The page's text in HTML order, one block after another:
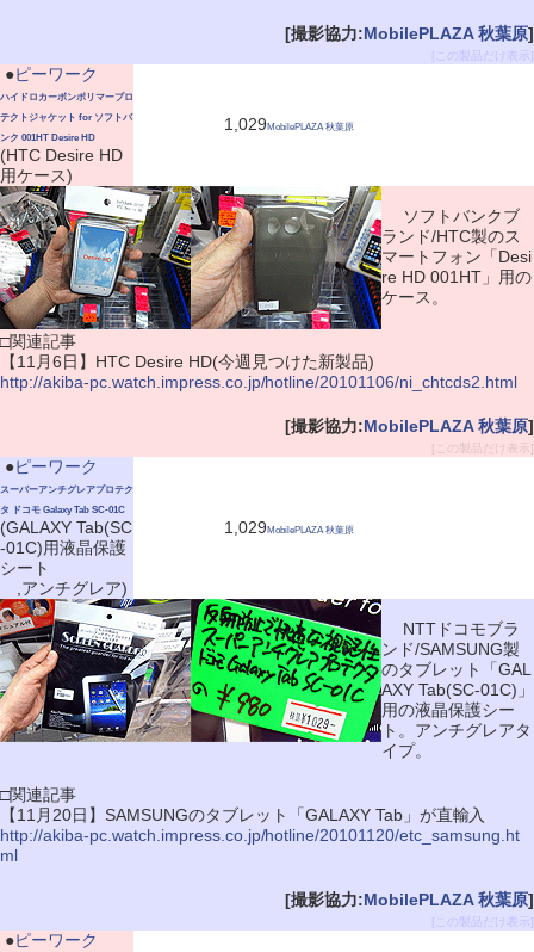
[撮影協力:MobilePLAZA 秋葉原]
[この製品だけ表示]
●ピーワーク
ハイドロカーボンポリマープロ
テクトジャケット for ソフトバ
ンク 001HT Desire HD
(HTC Desire HD
用ケース)
1,029 MobilePLAZA 秋葉原
ソフトバンクブ
ランド/HTC製のス
マートフォン「Desi
re HD 001HT」用の
ケース。
□関連記事
【11月6日】HTC Desire HD(今週見つけた新製品)
http://akiba-pc.watch.impress.co.jp/hotline/20101106/ni_chtcds2.html
[撮影協力:MobilePLAZA 秋葉原]
[この製品だけ表示]
●ピーワーク
スーパーアンチグレアプロテク
タ ドコモ Galaxy Tab SC-01C
(GALAXY Tab(SC
-01C)用液晶保護
シート
,アンチグレア)
1,029 MobilePLAZA 秋葉原
NTTドコモブラ
ンド/SAMSUNG製
のタブレット「GAL
AXY Tab(SC-01C)」
用の液晶保護シー
ト。アンチグレアタ
イプ。
□関連記事
【11月20日】SAMSUNGのタブレット「GALAXY Tab」が直輸入
http://akiba-pc.watch.impress.co.jp/hotline/20101120/etc_samsung.ht
ml
[撮影協力:MobilePLAZA 秋葉原]
[この製品だけ表示]
●ピーワーク